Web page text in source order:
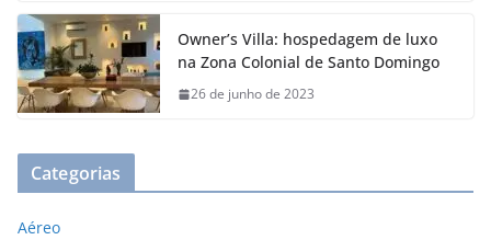
Owner’s Villa: hospedagem de luxo
na Zona Colonial de Santo Domingo
26 de junho de 2023
Categorias
Aéreo